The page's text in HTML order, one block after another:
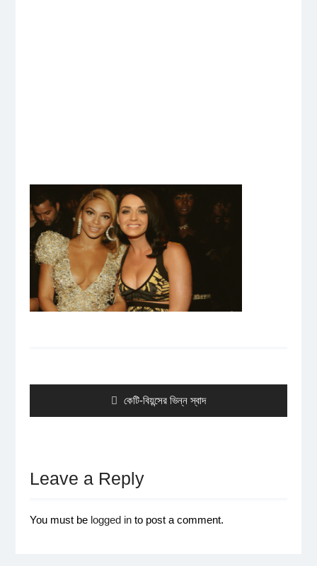
Previous
post:
কেটি-বিয়ন্সের ভিন্ন স্বাদ
Leave a Reply
You must be logged into post a comment.